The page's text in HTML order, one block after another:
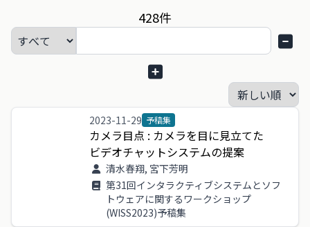
428件
2023-11-29 予稿集
カメラ目点 : カメラを目に見立てた
ビデオチャットシステムの提案
清水春翔, 宮下芳明
第31回インタラクティブシステムとソフ
トウェアに関するワークショップ
(WISS2023)予稿集